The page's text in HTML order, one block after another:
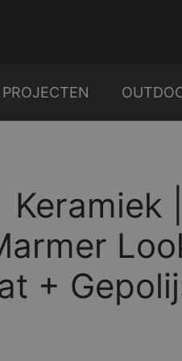
PROJECTEN
Keramiek
+